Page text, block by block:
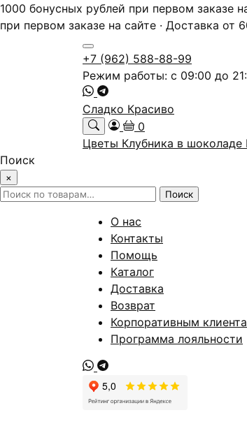
1000 бонусных рублей при первом заказе
при первом заказе на сайте · Доставка от
+7 (962) 588-88-99
Режим работы: с 09:00 до
Сладко Красиво
0
Цветы Клубника в шоколаде
Поиск
×
Искать: Поиск
О нас
Контакты
Помощь
Каталог
Доставка
Возврат
Корпоративным
Программа лояльности